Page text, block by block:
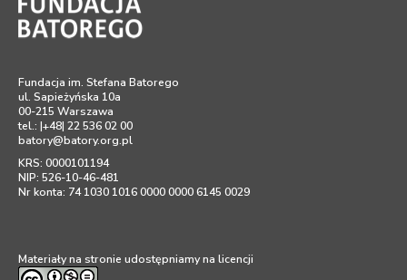
Fundacja im. Stefana Batorego
ul. Sapieżyńska 10a
00-215 Warszawa
tel.: |+48| 22 536 02 00
batory@batory.org.pl
KRS: 0000101194
NIP: 526-10-46-481
Nr konta: 74 1030 1016 0000 0000 6145 0029
Materiały na stronie udostępniamy na licencji